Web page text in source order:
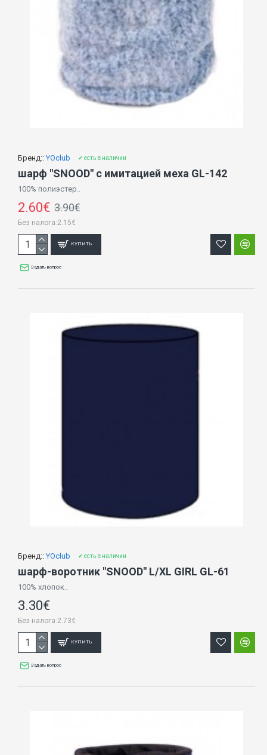
Бренд:: YOclub ✔ есть в наличии
шарф "SNOOD" с имитацией меха GL-142
100% полиэстер..
2.60€ 3.90€
Без налога:2.15€
КУПИТЬ
Задать вопрос
Бренд:: YOclub ✔ есть в наличии
шарф-воротник "SNOOD" L/XL GIRL GL-61
100% хлопок..
3.30€
Без налога:2.73€
КУПИТЬ
Задать вопрос